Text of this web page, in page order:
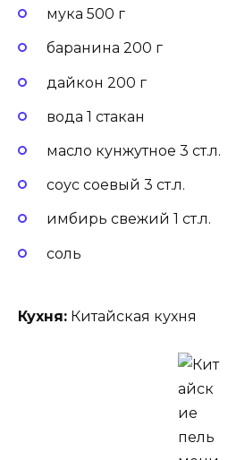
мука 500 г
баранина 200 г
дайкон 200 г
вода 1 стакан
масло кунжутное 3 ст.л.
соус соевый 3 ст.л.
имбирь свежий 1 ст.л.
соль
Кухня: Китайская кухня